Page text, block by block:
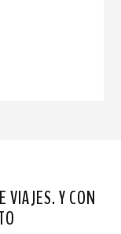
VIAJES. Y CON